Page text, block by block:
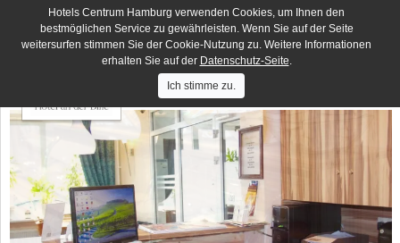
Hotels
Deutsches Haus
Hotel Lumen
Hotel Residence
Hotel Terminus
Elbbrücken Hotel
Hotel an der Bille
Hotel Seegarten
DE
Hotels Centrum Hamburg verwenden Cookies, um Ihnen den
bestmöglichen Service zu gewährleisten. Wenn Sie auf der Seite
weitersurfen stimmen Sie der Cookie-Nutzung zu. Weitere Informationen
erhalten Sie auf der Datenschutz-Seite.
Ich stimme zu.